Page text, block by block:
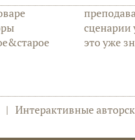
сценарии
это уже
| Интерактивные